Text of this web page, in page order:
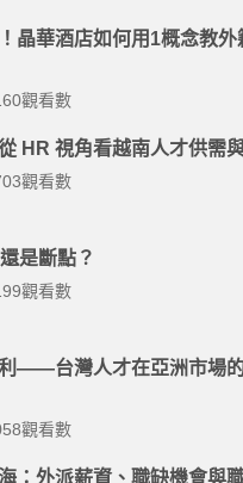
晶華酒店如何用1概念教外
觀看數
HR 視角看越南人才供需
觀看數
是斷點？
觀看數
——台灣人才在亞洲市場
觀看數
：外派薪資、職缺機會與